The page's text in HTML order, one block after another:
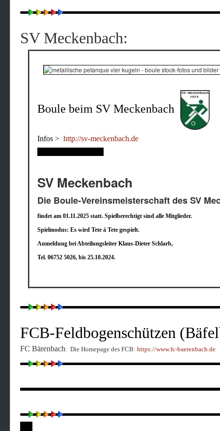
SV Meckenbach:
Boule beim SV Meckenbach
Infos > http://sv-meckenbach.de
SV Meckenbach
Die Boule-Vereinsmeisterschaft des SV
findet am 01.11.2025 statt. Spielberechtigt sind alle Mitglieder.
Spielmodus: Es wird Tete á Tete gespielt.
Anmeldung bei Abteilungsleiter Klaus-Dieter Schlarb,
Tel. 06752 5026, bis 25.10.2024.
FCB-Feldbogenschützen
FC Bärenbach: Die Homepage des FCB: https://www.fc-baerenbach.de